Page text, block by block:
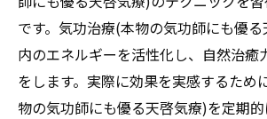
です。気功治療(本物の気功師にも優
内のエネルギーを活性化し、自然治癒
をします。実際に効果を実感するため
物の気功師にも優る天啓気療)を定期